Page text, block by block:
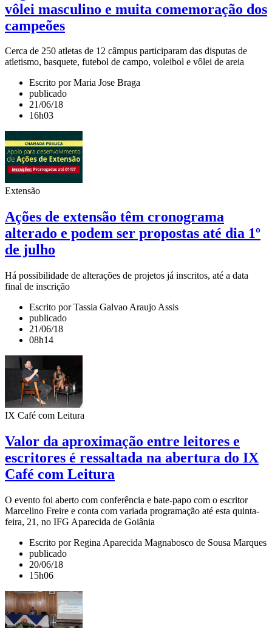
vôlei masculino e muita comemoração dos
campeões
Cerca de 250 atletas de 12 câmpus participaram das disputas de
atletismo, basquete, futebol de campo, voleibol e vôlei de areia
Escrito por Maria Jose Braga
publicado
21/06/18
16h03
Extensão
Ações de extensão têm cronograma
alterado e podem ser propostas até dia 1º
de julho
Há possibilidade de alterações de projetos já inscritos, até a data
final de inscrição
Escrito por Tassia Galvao Araujo Assis
publicado
21/06/18
08h14
IX Café com Leitura
Valor da aproximação entre leitores e
escritores é ressaltada na abertura do IX
Café com Leitura
O evento foi aberto com conferência e bate-papo com o escritor
Marcelino Freire e conta com variada programação até esta quinta-
feira, 21, no IFG Aparecida de Goiânia
Escrito por Regina Aparecida Magnabosco de Sousa Marques
publicado
20/06/18
15h06